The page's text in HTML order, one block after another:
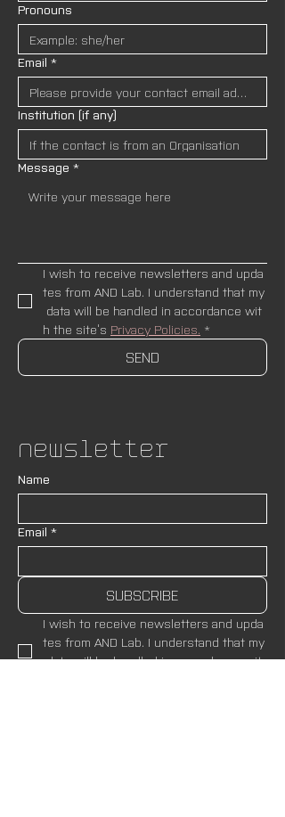
Pronouns
Email *
Institution (if any)
Message *
I wish to receive newsletters and upda
tes from AND Lab. I understand that my
data will be handled in accordance wit
h the site’s Privacy Policies. *
SEND
Newsletter
Name
Email *
SUBSCRIBE
I wish to receive newsletters and upda
tes from AND Lab. I understand that my
data will be handled in accordance wit